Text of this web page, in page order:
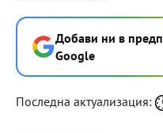
Добави ни в
Google
Последна актуализация: